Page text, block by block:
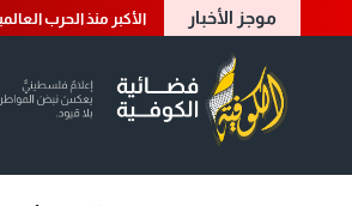
موجز الأخبار الأكبر منذ الحرب